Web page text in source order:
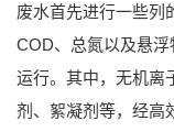
废水首先进行一些列
COD、总氮以及悬
运行。其中，无机离
剂、絮凝剂等，经高